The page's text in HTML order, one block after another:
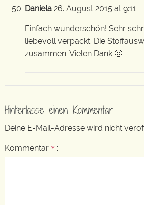
Daniela 26. August 2015 at 9:11
Einfach wunderschön! Sehr
liebevoll verpackt. Die
zusammen. Vielen Dank 🙂
Hinterlasse einen Kommentar
Deine E-Mail-Adresse wird nicht
Kommentar * :